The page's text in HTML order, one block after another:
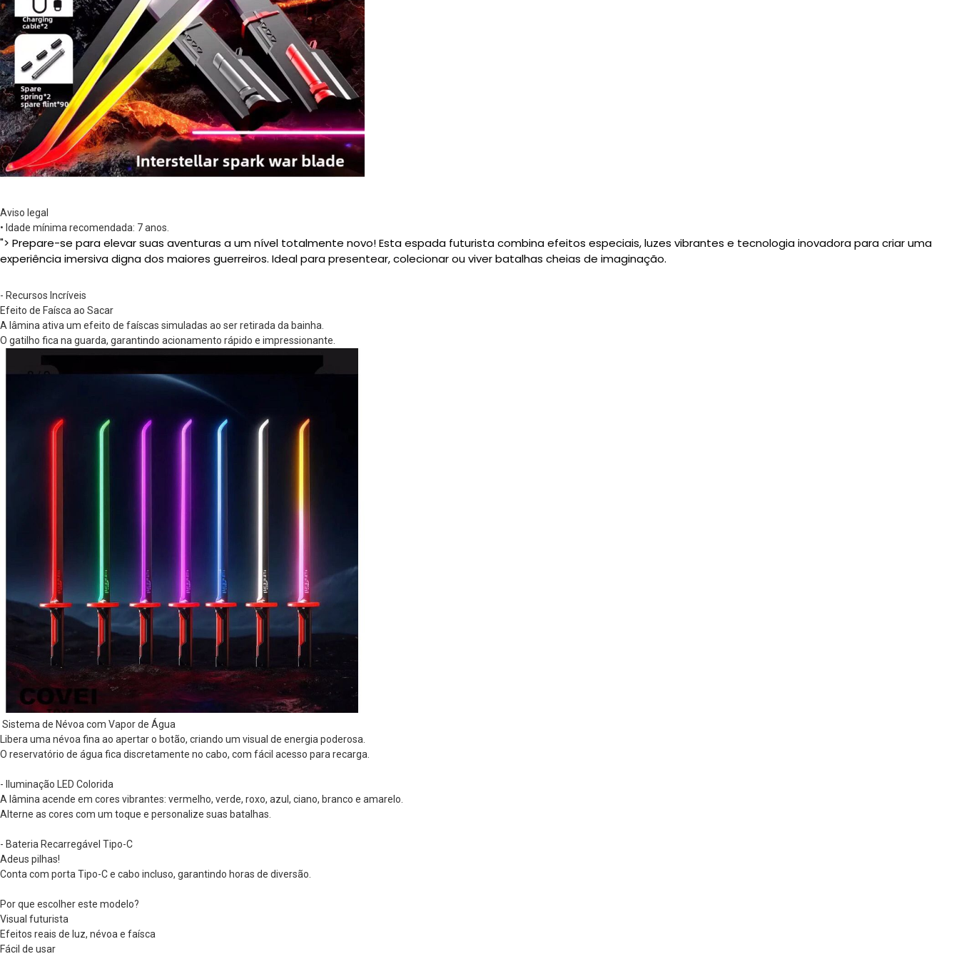
Aviso legal
• Idade mínima recomendada: 7 anos.
"> Prepare-se para elevar suas aventuras a um nível totalmente novo! Esta espada futurista combina efeitos especiais, luzes vibrantes e tecnologia inovadora para criar uma
experiência imersiva digna dos maiores guerreiros. Ideal para presentear, colecionar ou viver batalhas cheias de imaginação.
- Recursos Incríveis
Efeito de Faísca ao Sacar
A lâmina ativa um efeito de faíscas simuladas ao ser retirada da bainha.
O gatilho fica na guarda, garantindo acionamento rápido e impressionante.
Sistema de Névoa com Vapor de Água
Libera uma névoa fina ao apertar o botão, criando um visual de energia poderosa.
O reservatório de água fica discretamente no cabo, com fácil acesso para recarga.
- Iluminação LED Colorida
A lâmina acende em cores vibrantes: vermelho, verde, roxo, azul, ciano, branco e amarelo.
Alterne as cores com um toque e personalize suas batalhas.
- Bateria Recarregável Tipo-C
Adeus pilhas!
Conta com porta Tipo-C e cabo incluso, garantindo horas de diversão.
Por que escolher este modelo?
Visual futurista
Efeitos reais de luz, névoa e faísca
Fácil de usar